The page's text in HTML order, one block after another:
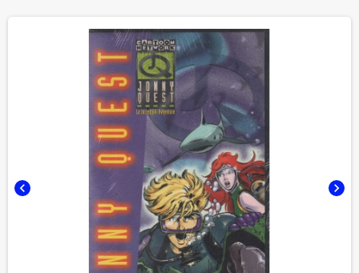
chevron_left chevron_right